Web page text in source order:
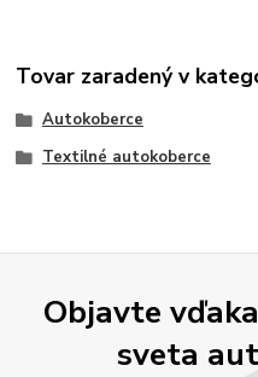
Tovar zaradený v
Autokoberce
Textilné autokoberce
Objavte
sveta